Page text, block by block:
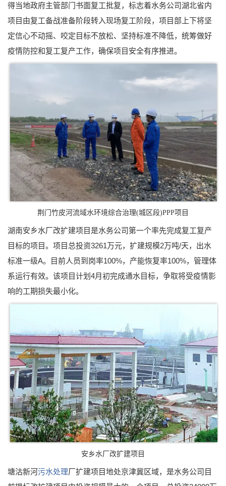
得当地政府主管部门书面复工批复，标志着水务公司湖北省内
项目由复工备战准备阶段转入现场复工阶段，项目部上下将坚
定信心不动摇、咬定目标不放松、坚持标准不降低，统筹做好
疫情防控和复工复产工作，确保项目安全有序推进。
荆门竹皮河流域水环境综合治理(城区段)PPP项目
湖南安乡水厂改扩建项目是水务公司第一个率先完成复工复产
目标的项目。项目总投资3261万元，扩建规模2万吨/天，出水
标准一级A。目前人员到岗率100%，产能恢复率100%，管理体
系运行有效。该项目计划4月初完成通水目标，争取将受疫情影
响的工期损失最小化。
安乡水厂改扩建项目
塘沽新河污水处理厂扩建项目地处京津冀区域，是水务公司目